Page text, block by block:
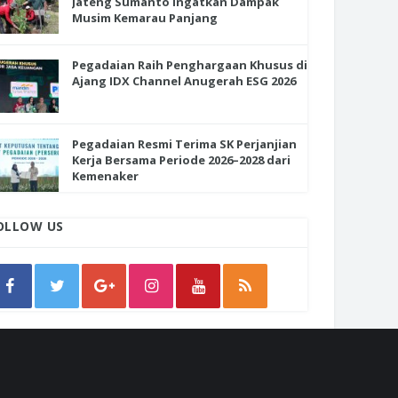
Musim Kemarau Panjang
Pegadaian Raih Penghargaan Khusus di
Ajang IDX Channel Anugerah ESG 2026
Pegadaian Resmi Terima SK Perjanjian
Kerja Bersama Periode 2026–2028 dari
Kemenaker
US